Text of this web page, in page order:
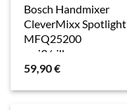
Bosch Handmixer
CleverMixx Spotlight
MFQ25200
weiß/silber
59,90€